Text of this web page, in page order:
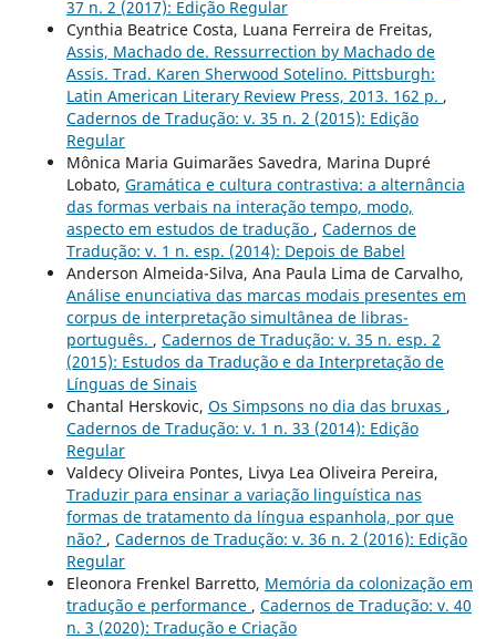
37 n. 2 (2017): Edição Regular
Cynthia Beatrice Costa, Luana Ferreira de Freitas,
Assis, Machado de. Ressurrection by Machado de
Assis. Trad. Karen Sherwood Sotelino. Pittsburgh:
Latin American Literary Review Press, 2013. 162 p. ,
Cadernos de Tradução: v. 35 n. 2 (2015): Edição
Regular
Mônica Maria Guimarães Savedra, Marina Dupré
Lobato, Gramática e cultura contrastiva: a alternância
das formas verbais na interação tempo, modo,
aspecto em estudos de tradução , Cadernos de
Tradução: v. 1 n. esp. (2014): Depois de Babel
Anderson Almeida-Silva, Ana Paula Lima de Carvalho,
Análise enunciativa das marcas modais presentes em
corpus de interpretação simultânea de libras-
português. , Cadernos de Tradução: v. 35 n. esp. 2
(2015): Estudos da Tradução e da Interpretação de
Línguas de Sinais
Chantal Herskovic, Os Simpsons no dia das bruxas ,
Cadernos de Tradução: v. 1 n. 33 (2014): Edição
Regular
Valdecy Oliveira Pontes, Livya Lea Oliveira Pereira,
Traduzir para ensinar a variação linguística nas
formas de tratamento da língua espanhola, por que
não? , Cadernos de Tradução: v. 36 n. 2 (2016): Edição
Regular
Eleonora Frenkel Barretto, Memória da colonização em
tradução e performance , Cadernos de Tradução: v. 40
n. 3 (2020): Tradução e Criação